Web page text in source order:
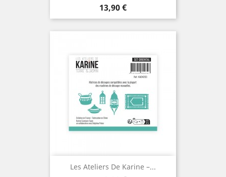
Prix
13,90 €
Les Ateliers De Karine –...